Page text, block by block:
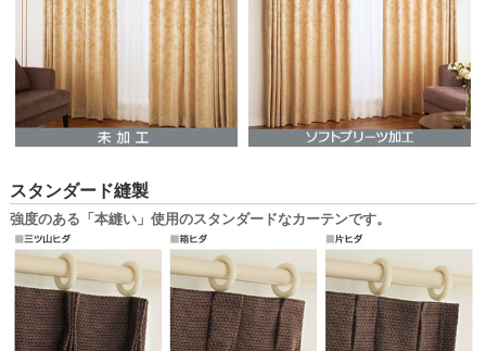
スタンダード縫製
強度のある「本縫い」使用のスタンダードなカーテンです。